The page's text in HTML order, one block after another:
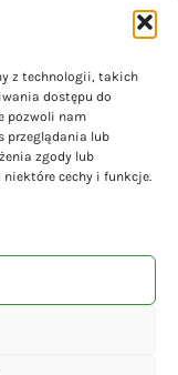
z technologii, takich
dostępu do
pozwoli nam
przeglądania lub
zgody lub
niektóre cechy i funkcje.